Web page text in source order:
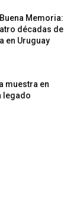
Memoria:
décadas de
en Uruguay
muestra en
legado